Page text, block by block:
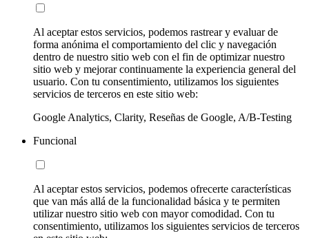
Al aceptar estos servicios, podemos rastrear y evaluar de
forma anónima el comportamiento del clic y navegación
dentro de nuestro sitio web con el fin de optimizar nuestro
sitio web y mejorar continuamente la experiencia general del
usuario. Con tu consentimiento, utilizamos los siguientes
servicios de terceros en este sitio web:
Google Analytics, Clarity, Reseñas de Google, A/B-Testing
Funcional
Al aceptar estos servicios, podemos ofrecerte características
que van más allá de la funcionalidad básica y te permiten
utilizar nuestro sitio web con mayor comodidad. Con tu
consentimiento, utilizamos los siguientes servicios de terceros